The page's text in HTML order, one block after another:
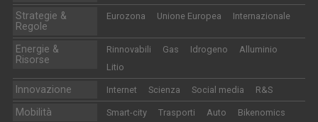
Strategie &
Regole
Eurozona Unione Europea Internazionale
Energie &
Risorse
Rinnovabili Gas Idrogeno
Alluminio
Litio
Innovazione Internet Scienza Social media R&S
Mobilità Smart-city Trasporti Auto Bikenomics